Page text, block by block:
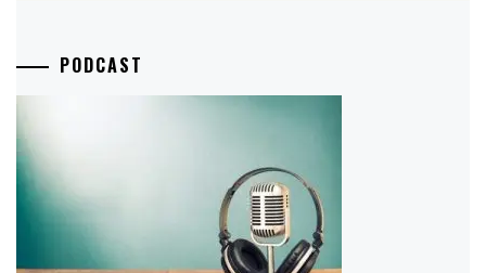
PODCAST